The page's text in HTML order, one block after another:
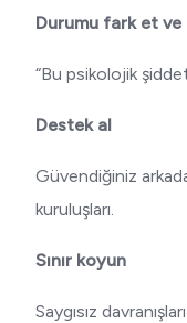
Durumu fark et ve
“Bu psikolojik
Destek al
Güvendiğiniz
kuruluşları.
Sınır koyun
Saygısız